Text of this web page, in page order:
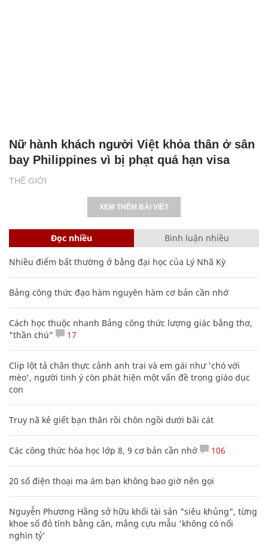
THẾ GIỚI
Nữ hành khách người Việt khỏa thân ở sân
bay Philippines vì bị phạt quá hạn visa
XEM THÊM BÀI VIẾT
Đọc nhiều Bình luận nhiều
Nhiều điểm bất thường ở bằng đại học của Lý Nhã Kỳ
Bảng công thức đạo hàm nguyên hàm cơ bản cần nhớ
Cách học thuộc nhanh Bảng công thức lượng giác bằng thơ,
"thần chú"
17
Clip lột tả chân thực cảnh anh trai và em gái như 'chó với
mèo', người tinh ý còn phát hiện một vấn đề trong giáo dục
con
Truy nã kẻ giết bạn thân rồi chôn ngồi dưới bãi cát
Các công thức hóa học lớp 8, 9 cơ bản cần nhớ 106
20 số điện thoại ma ám bạn không bao giờ nên gọi
Nguyễn Phương Hằng sở hữu khối tài sản "siêu khủng", từng
khoe sổ đỏ tính bằng cân, mắng cựu mẫu 'không có nổi
nghìn tỷ'